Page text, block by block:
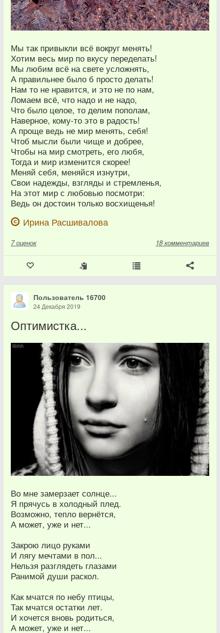
Мы так привыкли всё вокруг менять!
Хотим весь мир по вкусу переделать!
Мы любим всё на свете усложнять,
А правильнее было б просто делать!
Нам то не нравится, и это не по нам,
Ломаем всё, что надо и не надо,
Что было целое, то делим пополам,
Наверное, кому-то это в радость!
А проще ведь не мир менять, себя!
Чтоб мысли были чище и добрее,
Чтобы на мир смотреть, его любя,
Тогда и мир изменится скорее!
Меняй себя, меняйся изнутри,
Свои надежды, взгляды и стремленья,
На этот мир с любовью посмотри:
Ведь он достоин только восхищенья!
Ирина Расшивалова
7 оценок 18 комментариев
Пользователь 16700
24 Декабря 2019
Оптимистка...
Во мне замерзает солнце...
Я прячусь в холодный плед.
Возможно, тепло вернётся,
А может, уже и нет...
Закрою лицо руками
И лягу мечтами в пол...
Нельзя разглядеть глазами
Ранимой души раскол.
Как мчатся по небу птицы,
Так мчатся остатки лет.
И хочется вновь родиться,
А может, уже и нет...